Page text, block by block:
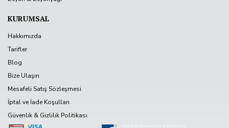
KURUMSAL
Hakkımızda
Tarifler
Blog
Bize Ulaşın
Mesafeli Satış Sözleşmesi
İptal ve İade Koşulları
Güvenlik & Gizlilik Politikası